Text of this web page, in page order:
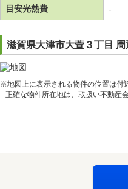
目安光熱費 -
滋賀県大津市大萱３丁目 周
※地図上に表示される物件の位置は付
正確な物件所在地は、取扱い不動産